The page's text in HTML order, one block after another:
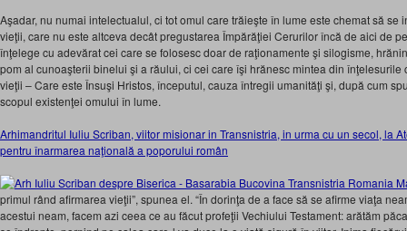
Aşadar, nu numai intelectualul, ci tot omul care trăieşte în lume este chemat să se
vieţii, care nu este altceva decât pregustarea Împărăţiei Cerurilor încă de aici de
înţelege cu adevărat cei care se folosesc doar de raţionamente şi silogisme,
pom al cunoaşterii binelui şi a răului, ci cei care îşi hrănesc mintea din înţelesurile
vieţii – Care este Însuşi Hristos, începutul, cauza întregii umanităţi şi, după cum
scopul existenţei omului în lume.
Arhimandritul Iuliu Scriban, viitor misionar in Transnistria, in urma cu un secol, la
pentru înarmarea naţională a poporului român
primul rând afirmarea vieţii”, spunea el. “În dorinţa de a face să se afirme viaţa
acestui neam, facem azi ceea ce au făcut profeţii Vechiului Testament: arătăm